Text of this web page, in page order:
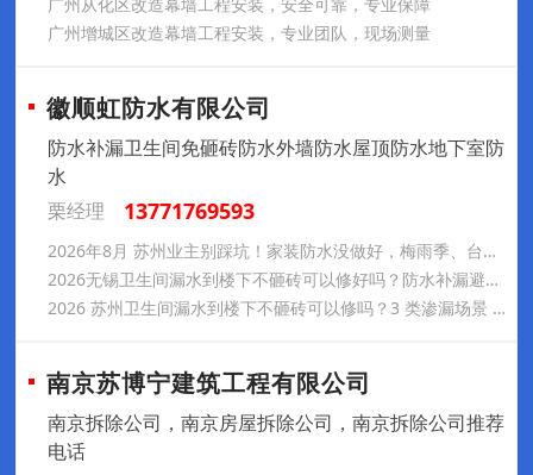
广州增城区改造幕墙工程安装，专业团队，现场测量
徽顺虹防水有限公司
防水补漏卫生间免砸砖防水外墙防水屋顶防水地下室防
水
栗经理
13771769593
2026年8月 苏州业主别踩坑！家装防水没做好，梅雨季、台风季全白搭
2026无锡卫生间漏水到楼下不砸砖可以修好吗？防水补漏避坑指南：3 类渗漏场景 + 正规商家盘点
2026 苏州卫生间漏水到楼下不砸砖可以修吗？3 类渗漏场景 + 正规商家盘点
南京苏博宁建筑工程有限公司
南京拆除公司，南京房屋拆除公司，南京拆除公司推荐
电话